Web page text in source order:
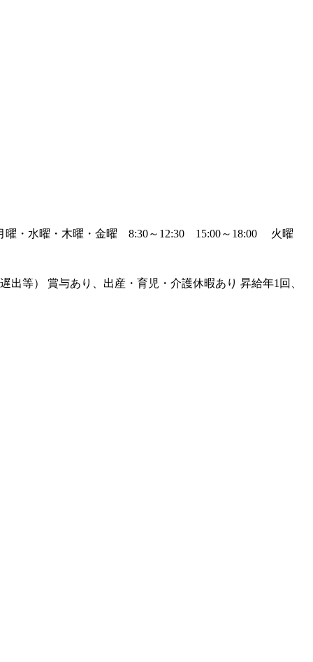
曜・水曜・木曜・金曜 8:30～12:30 15:00～18:00 火曜
等） 賞与あり、出産・育児・介護休暇あり 昇給年1回、